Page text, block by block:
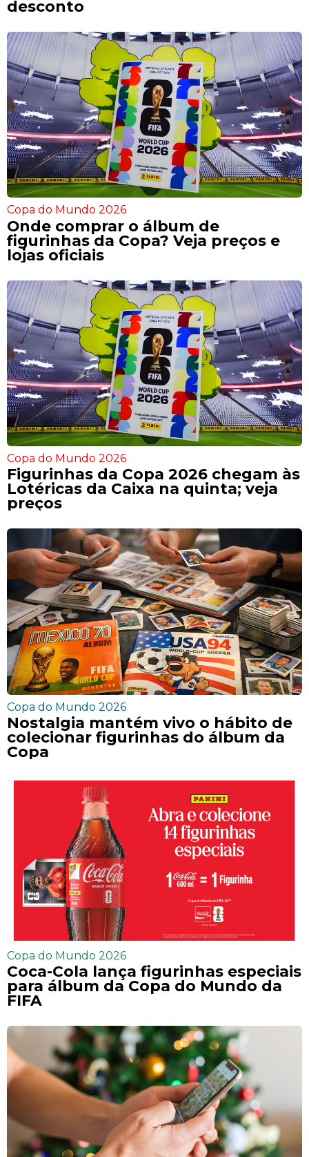
desconto
Copa do Mundo 2026
Onde comprar o álbum de
figurinhas da Copa? Veja preços e
lojas oficiais
Copa do Mundo 2026
Figurinhas da Copa 2026 chegam às
Lotéricas da Caixa na quinta; veja
preços
Copa do Mundo 2026
Nostalgia mantém vivo o hábito de
colecionar figurinhas do álbum da
Copa
Copa do Mundo 2026
Coca-Cola lança figurinhas especiais
para álbum da Copa do Mundo da
FIFA